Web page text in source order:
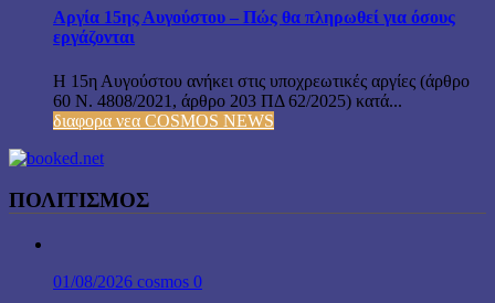
Αργία 15ης Αυγούστου – Πώς θα πληρωθεί για όσους
εργάζονται
Η 15η Αυγούστου ανήκει στις υποχρεωτικές αργίες (άρθρο
60 Ν. 4808/2021, άρθρο 203 ΠΔ 62/2025) κατά...
διαφορα νεα COSMOS NEWS
ΠΟΛΙΤΙΣΜΟΣ
01/08/2026 cosmos 0